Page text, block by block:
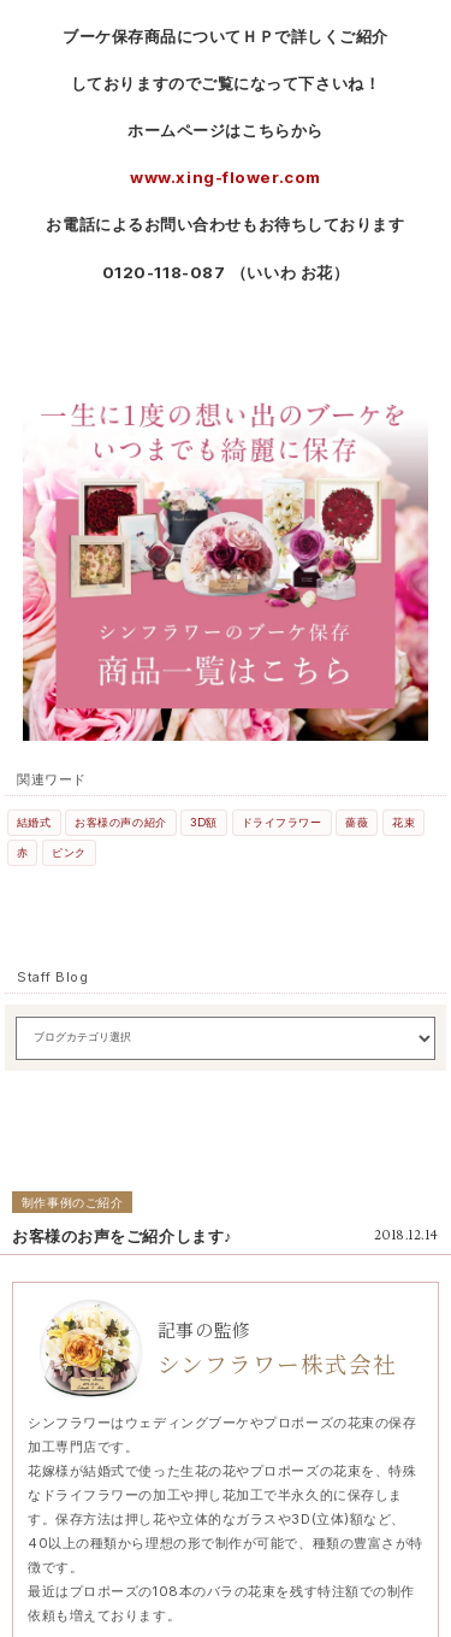
ブーケ保存商品についてＨＰで詳しくご紹介
しておりますのでご覧になって下さいね！
ホームページはこちらから
www.xing-flower.com
お電話によるお問い合わせもお待ちしております
0120-118-087 （いいわ お花）
関連ワード
結婚式 お客様の声の紹介 3D額 ドライフラワー 薔薇 花束
赤 ピンク
Staff Blog
制作事例のご紹介
2018.12.14
お客様のお声をご紹介します♪
記事の監修
シンフラワー株式会社
シンフラワーはウェディングブーケやプロポーズの花束の保存
加工専門店です。
花嫁様が結婚式で使った生花の花やプロポーズの花束を、特殊
なドライフラワーの加工や押し花加工で半永久的に保存しま
す。保存方法は押し花や立体的なガラスや3D(立体)額など、
40以上の種類から理想の形で制作が可能で、種類の豊富さが特
徴です。
最近はプロポーズの108本のバラの花束を残す特注額での制作
依頼も増えております。